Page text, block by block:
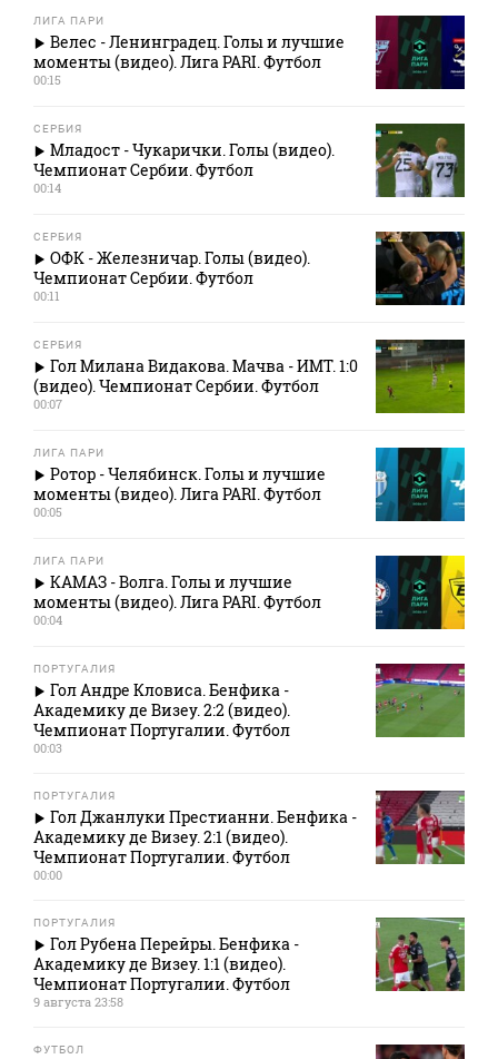
ЛИГА ПАРИ
Велес - Ленинградец. Голы и лучшие
моменты (видео). Лига PARI. Футбол
00:15
СЕРБИЯ
Младост - Чукарички. Голы (видео).
Чемпионат Сербии. Футбол
00:14
СЕРБИЯ
ОФК - Железничар. Голы (видео).
Чемпионат Сербии. Футбол
00:11
СЕРБИЯ
Гол Милана Видакова. Мачва - ИМТ. 1:0
(видео). Чемпионат Сербии. Футбол
00:07
ЛИГА ПАРИ
Ротор - Челябинск. Голы и лучшие
моменты (видео). Лига PARI. Футбол
00:05
ЛИГА ПАРИ
КАМАЗ - Волга. Голы и лучшие
моменты (видео). Лига PARI. Футбол
00:04
ПОРТУГАЛИЯ
Гол Андре Кловиса. Бенфика -
Академику де Визеу. 2:2 (видео).
Чемпионат Португалии. Футбол
00:03
ПОРТУГАЛИЯ
Гол Джанлуки Престианни. Бенфика -
Академику де Визеу. 2:1 (видео).
Чемпионат Португалии. Футбол
00:00
ПОРТУГАЛИЯ
Гол Рубена Перейры. Бенфика -
Академику де Визеу. 1:1 (видео).
Чемпионат Португалии. Футбол
9 августа 23:58
ФУТБОЛ